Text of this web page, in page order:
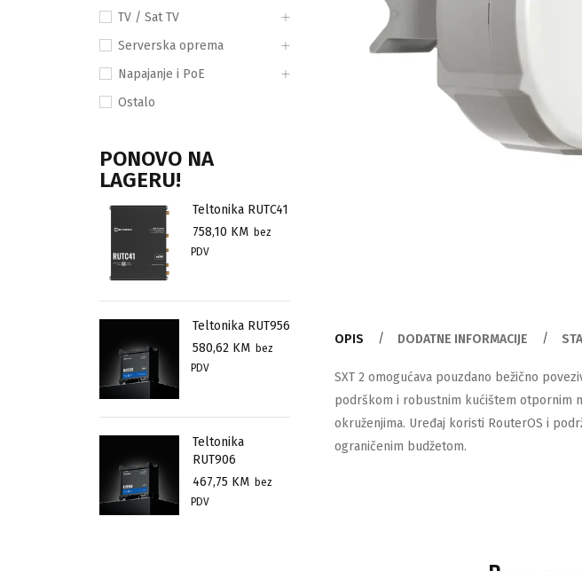
TV / Sat TV
Serverska oprema
Napajanje i PoE
Ostalo
PONOVO NA
LAGERU!
Teltonika RUTC41
758,10 KM bez
PDV
Teltonika RUT956
580,62 KM bez
PDV
Teltonika
RUT906
467,75 KM bez
PDV
OPIS DODATNE INFORMACIJE
SXT 2 omogućava pouzdano bežično
podrškom i robustnim kućištem otpornim
okruženjima. Uređaj koristi RouterOS i
ograničenim budžetom.